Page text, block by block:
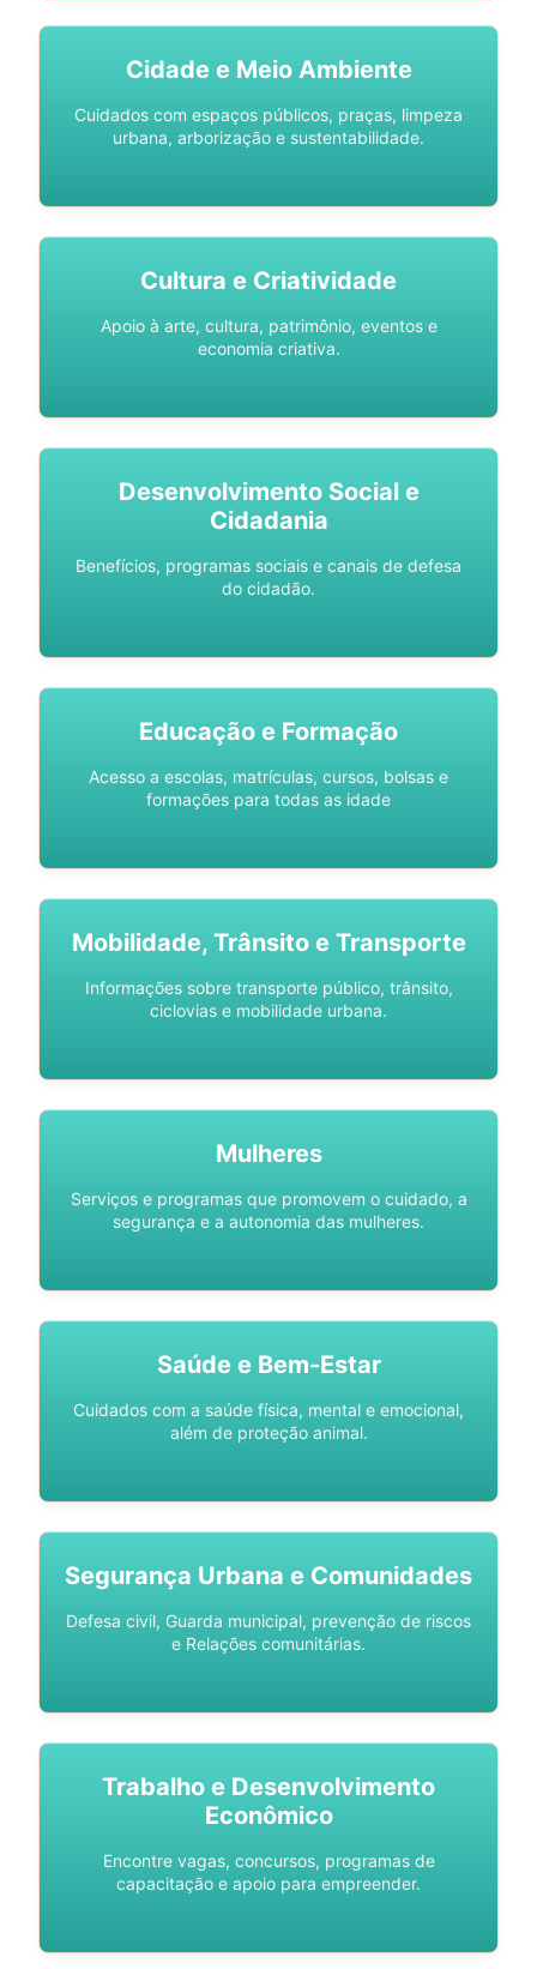
Cidade e Meio Ambiente
Cuidados com espaços públicos, praças, limpeza
urbana, arborização e sustentabilidade.
Cultura e Criatividade
Apoio à arte, cultura, patrimônio, eventos e
economia criativa.
Desenvolvimento Social e
Cidadania
Benefícios, programas sociais e canais de defesa
do cidadão.
Educação e Formação
Acesso a escolas, matrículas, cursos, bolsas e
formações para todas as idade
Mobilidade, Trânsito e Transporte
Informações sobre transporte público, trânsito,
ciclovias e mobilidade urbana.
Mulheres
Serviços e programas que promovem o cuidado, a
segurança e a autonomia das mulheres.
Saúde e Bem-Estar
Cuidados com a saúde física, mental e emocional,
além de proteção animal.
Segurança Urbana e Comunidades
Defesa civil, Guarda municipal, prevenção de riscos
e Relações comunitárias.
Trabalho e Desenvolvimento
Econômico
Encontre vagas, concursos, programas de
capacitação e apoio para empreender.